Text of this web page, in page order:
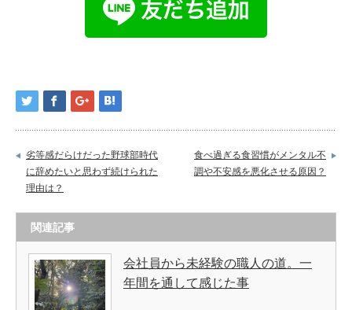
劣等感だらけだった野球部時代
に辞めたいと思わず続けられた
理由は？
食べ過ぎる食習慣がメンタル不
調や不安感を悪化させる原因？
関連記事
会社員から未経験の職人の道。一
年間を通して感じた事